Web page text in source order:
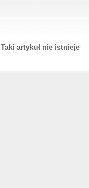
Taki artykuł nie istnieje